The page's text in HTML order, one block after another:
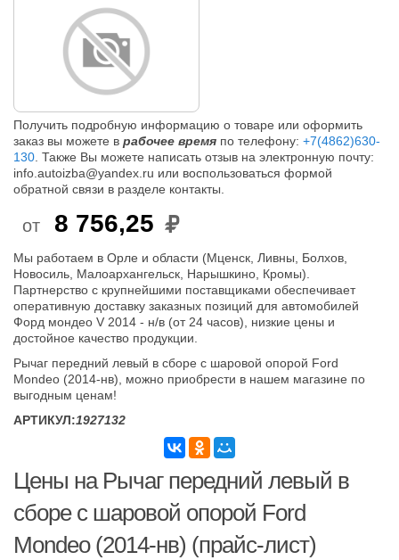
Получить подробную информацию о товаре или оформить
заказ вы можете в рабочее время по телефону: +7(4862)630-
130 . Также Вы можете написать отзыв на электронную почту:
info.autoizba@yandex.ru или воспользоваться формой
обратной связи в разделе контакты.
от 8 756,25
Мы работаем в Орле и области (Мценск, Ливны, Болхов,
Новосиль, Малоархангельск, Нарышкино, Кромы).
Партнерство с крупнейшими поставщиками обеспечивает
оперативную доставку заказных позиций для автомобилей
Форд мондео V 2014 - н/в (от 24 часов), низкие цены и
достойное качество продукции.
Рычаг передний левый в сборе с шаровой опорой Ford
Mondeo (2014-нв), можно приобрести в нашем магазине по
выгодным ценам!
АРТИКУЛ:1927132
Цены на Рычаг передний левый в
сборе с шаровой опорой Ford
Mondeo (2014-нв) (прайс-лист)